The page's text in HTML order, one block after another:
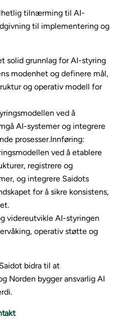
tilnærming til AI-
til implementering og
solid grunnlag for AI-styring
modenhet og definere mål,
og operativ modell for
ved å
AI-systemer og integrere
prosesser.Innføring:
ved å etablere
registrere og
og integrere Saidots
for å sikre konsistens,
videreutvikle AI-styringen
operativ støtte og
bidra til at
Norden bygger ansvarlig AI